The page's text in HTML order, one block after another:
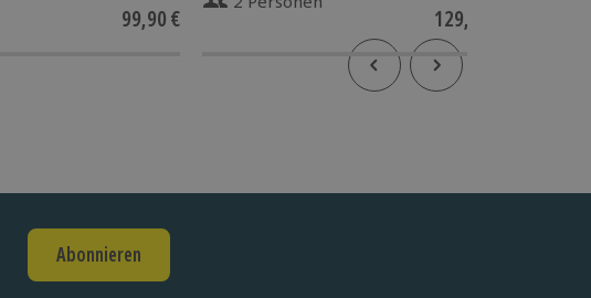
99,90 € 129,90 €
Abonnieren